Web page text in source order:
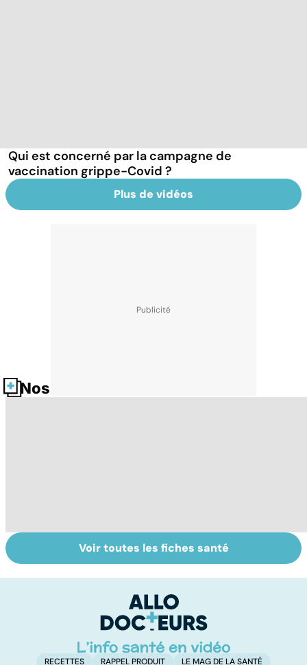
Qui est concerné par la campagne de
vaccination grippe-Covid ?
Plus de vidéos
Nos fiches santé
Tout savoir sur
les infections
Covid-19 : tout
savoir sur la
Voir toutes les fiches santé
RECETTES RAPPEL PRODUIT LE MAG DE LA SANTÉ